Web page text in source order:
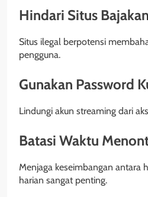
Hindari Situs Bajakan
Situs ilegal berpotensi
pengguna.
Gunakan Password
Lindungi akun streaming dari
Batasi Waktu
Menjaga keseimbangan antara
harian sangat penting.